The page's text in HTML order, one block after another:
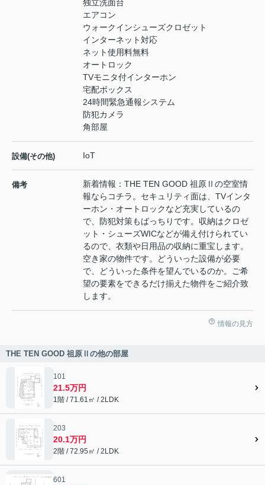
独立洗面台
エアコン
ウォークインシューズクロゼット
インターネット対応
ネット使用料無料
オートロック
TVモニタ付インターホン
宅配ボックス
24時間緊急通報システム
防犯カメラ
角部屋
設備(その他) IoT
備考
新着情報：THE TEN GOOD 祖原Ⅱの空室情
報ならコチラ。セキュリティ面は、TVインタ
ーホン・オートロックなど充実しているの
で、防犯対策もばっちりです。収納はクロゼ
ット・シューズWICなどが備え付けられてい
るので、衣類や日用品の収納に重宝します。
空き家の物件です。どういった設備が必要
で、どういった条件を望んでいるのか。ご希
望の要素をできるだけ揃えた物件をご紹介致
します。
情報の見方
THE TEN GOOD 祖原Ⅱの他の部屋
101
21.5万円
1階 / 71.61㎡ / 2LDK
203
20.1万円
2階 / 72.95㎡ / 2LDK
601